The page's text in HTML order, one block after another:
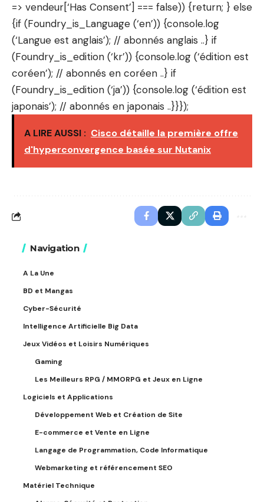
=> vendeur[‘Has Consent’] === false)) {return; } else
{if (Foundry_is_Language (‘en’)) {console.log
(‘Langue est anglais’); // abonnés anglais ..} if
(Foundry_is_edition (‘kr’)) {console.log (‘édition est
coréen’); // abonnés en coréen ..} if
(Foundry_is_edition (‘ja’)) {console.log (‘édition est
japonais’); // abonnés en japonais ..}}});
A LIRE AUSSI : Cisco détaille la première offre
d'hyperconvergence basée sur Nutanix
Navigation
A La Une
BD et Mangas
Cyber-Sécurité
Intelligence Artificielle Big Data
Jeux Vidéos et Loisirs Numériques
Gaming
Les Meilleurs RPG / MMORPG et Jeux en Ligne
Logiciels et Applications
Développement Web et Création de Site
E-commerce et Vente en Ligne
Langage de Programmation, Code Informatique
Webmarketing et référencement SEO
Matériel Technique